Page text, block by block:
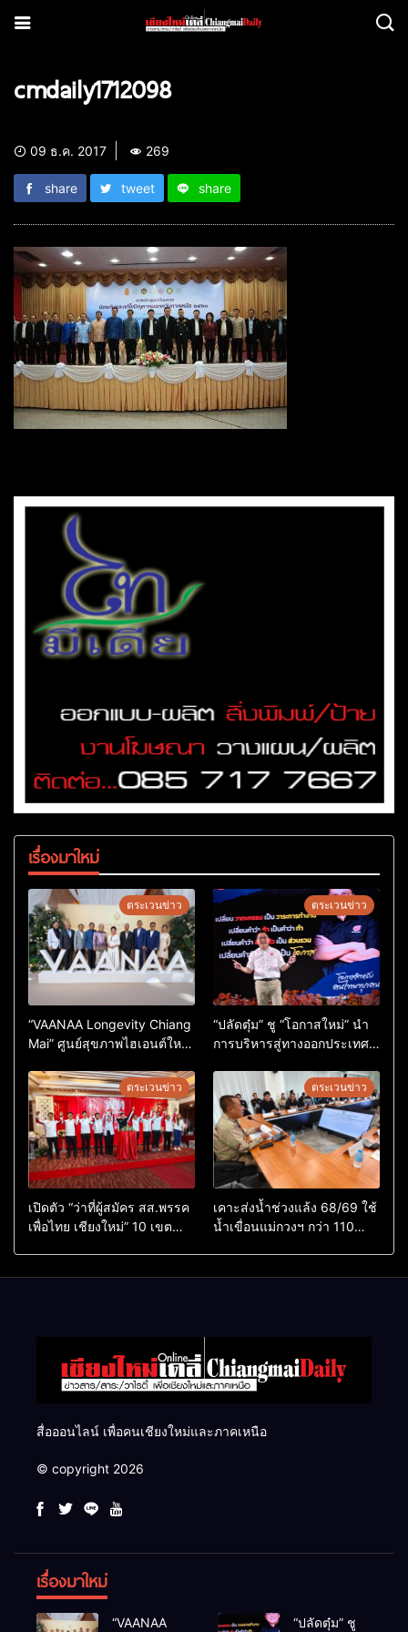
cmdaily1712098
09 ธ.ค. 2017 269
share tweet share
เรื่องมาใหม่
ตระเวนข่าว
“VAANAA Longevity Chiang
Mai” ศูนย์สุขภาพไฮเอนต์ใหญ่
ตระเวนข่าว
“ปลัดตุ๋ม” ชู “โอกาสใหม่” นำ
การบริหารสู่ทางออกประเทศ
ตระเวนข่าว
เปิดตัว “ว่าที่ผู้สมัคร สส.พรรค
เพื่อไทย เชียงใหม่” 10 เขต
ตระเวนข่าว
เคาะส่งน้ำช่วงแล้ง 68/69 ใช้
น้ำเขื่อนแม่กวงฯ กว่า 110
สื่อออนไลน์ เพื่อคนเชียงใหม่และภาคเหนือ
© copyright 2026
เรื่องมาใหม่
“VAANAA “ปลัดตุ๋ม” ชู